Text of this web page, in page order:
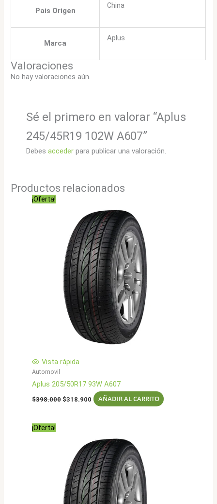
Pais Origen
China
Marca
Aplus
Valoraciones
No hay valoraciones aún.
Sé el primero en valorar “Aplus
245/45R19 102W A607”
Debes accederpara publicar una valoración.
Productos relacionados
¡Oferta!
Vista rápida
Automovil
Aplus 205/50R17 93W A607
$398.000 El
$318.900 El
precio
AÑADIR AL CARRITO
¡Oferta!